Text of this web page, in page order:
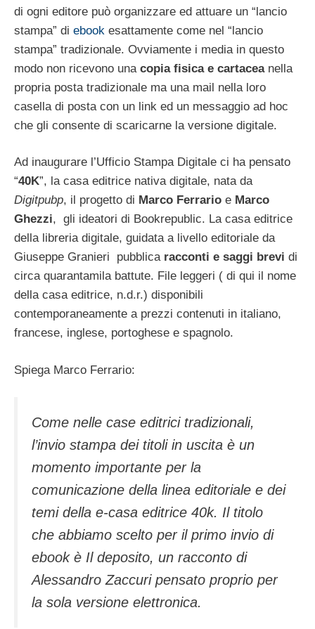
di ogni editore può organizzare ed attuare un “lancio
stampa” di ebook esattamente come nel “lancio
stampa” tradizionale. Ovviamente i media in questo
modo non ricevono una copia fisica e cartaceanella
propria posta tradizionale ma una mail nella loro
casella di posta con un link ed un messaggio ad hoc
che gli consente di scaricarne la versione digitale.
Ad inaugurare l’Ufficio Stampa Digitale ci ha pensato
“40K”, la casa editrice nativa digitale, nata da
Digitpubp, il progetto di Marco Ferrario e Marco
Ghezzi, gli ideatori di Bookrepublic. La casa editrice
della libreria digitale, guidata a livello editoriale da
Giuseppe Granieri pubblica racconti e saggi brevi di
circa quarantamila battute. File leggeri ( di qui il nome
della casa editrice, n.d.r.) disponibili
contemporaneamente a prezzi contenuti in italiano,
francese, inglese, portoghese e spagnolo.
Spiega Marco Ferrario:
Come nelle case editrici tradizionali,
l’invio stampa dei titoli in uscita è un
momento importante per la
comunicazione della linea editoriale e dei
temi della e-casa editrice 40k. Il titolo
che abbiamo scelto per il primo invio di
ebook è Il deposito, un racconto di
Alessandro Zaccuri pensato proprio per
la sola versione elettronica.